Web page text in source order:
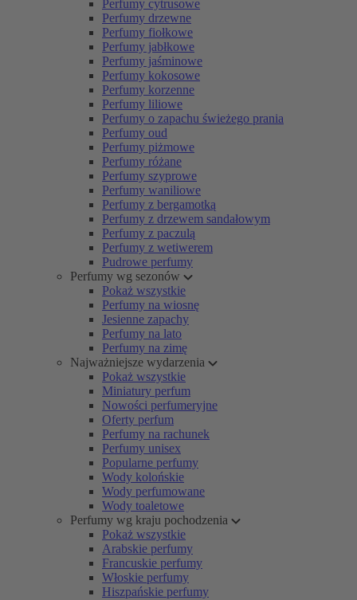
Perfumy cytrusowe
Perfumy drzewne
Perfumy fiołkowe
Perfumy jabłkowe
Perfumy jaśminowe
Perfumy kokosowe
Perfumy korzenne
Perfumy liliowe
Perfumy o zapachu świeżego prania
Perfumy oud
Perfumy piżmowe
Perfumy różane
Perfumy szyprowe
Perfumy waniliowe
Perfumy z bergamotką
Perfumy z drzewem sandałowym
Perfumy z paczulą
Perfumy z wetiwerem
Pudrowe perfumy
Perfumy wg sezonów
Pokaż wszystkie
Perfumy na wiosnę
Jesienne zapachy
Perfumy na lato
Perfumy na zimę
Najważniejsze wydarzenia
Pokaż wszystkie
Miniatury perfum
Nowości perfumeryjne
Oferty perfum
Perfumy na rachunek
Perfumy unisex
Popularne perfumy
Wody kolońskie
Wody perfumowane
Wody toaletowe
Perfumy wg kraju pochodzenia
Pokaż wszystkie
Arabskie perfumy
Francuskie perfumy
Włoskie perfumy
Hiszpańskie perfumy